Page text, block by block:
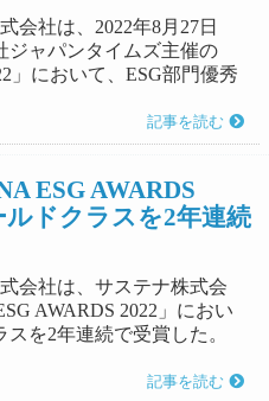
会社は、2022年8月27日
ジャパンタイムズ主催の
」において、ESG部門優秀
記事を読む
ESG AWARDS
ルドクラスを2年連続
会社は、サステナ株式会
AWARDS 2022」におい
を2年連続で受賞した。
記事を読む